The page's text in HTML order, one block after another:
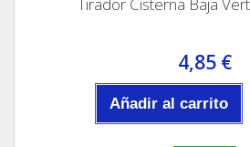
4,85 €
Añadir al carrito